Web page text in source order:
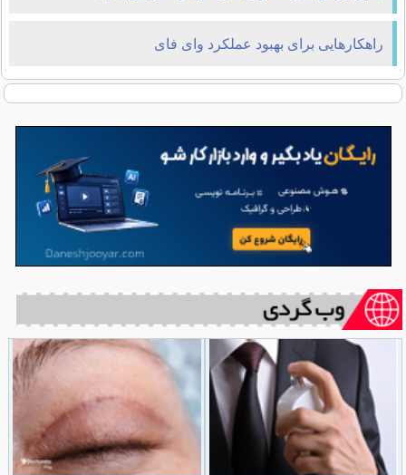
راهکارهایی برای بهبود عملکرد وای فای